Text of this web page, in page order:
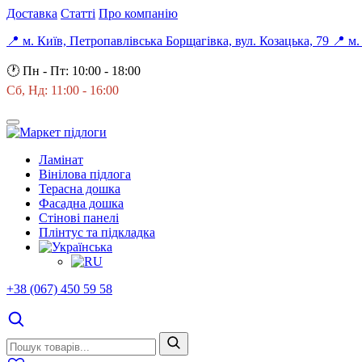
Доставка Статті Про компанію
📍 м. Київ, Петропавлівська Борщагівка, вул. Козацька, 79 📍 м.
🕐 Пн - Пт: 10:00 - 18:00
Сб, Нд: 11:00 - 16:00
Ламінат
Вінілова підлога
Терасна дошка
Фасадна дошка
Стінові панелі
Плінтус та підкладка
+38 (067) 450 59 58